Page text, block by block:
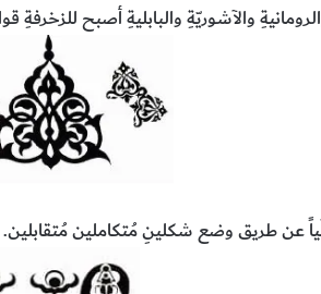
والآشوريّةِ والبابليةِ أصبح للزخرفةِ
عن طريق وضع شكلينِ مُتكاملين مُتقابلين.